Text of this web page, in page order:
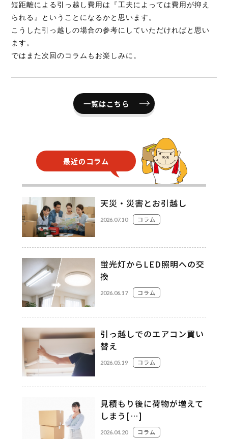
短距離による引っ越し費用は『工夫によっては費用が抑え
られる』ということになるかと思います。
こうした引っ越しの場合の参考にしていただければと思い
ます。
ではまた次回のコラムもお楽しみに。
一覧はこちら
最近のコラム
天災・災害とお引越し
2026.07.10 コラム
蛍光灯からLED照明への交
換
2026.06.17 コラム
引っ越しでのエアコン買い
替え
2026.05.19 コラム
見積もり後に荷物が増えて
しまう[…]
2026.04.20 コラム